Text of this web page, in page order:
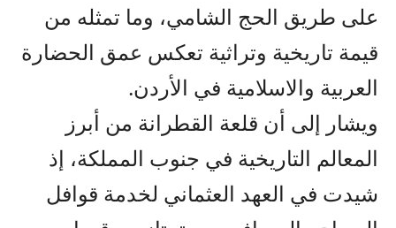
على طريق الحج الشامي، وما تمثله من
قيمة تاريخية وتراثية تعكس عمق الحضارة
العربية والاسلامية في الأردن.
ويشار إلى أن قلعة القطرانة من أبرز
المعالم التاريخية في جنوب المملكة، إذ
شيدت في العهد العثماني لخدمة قوافل